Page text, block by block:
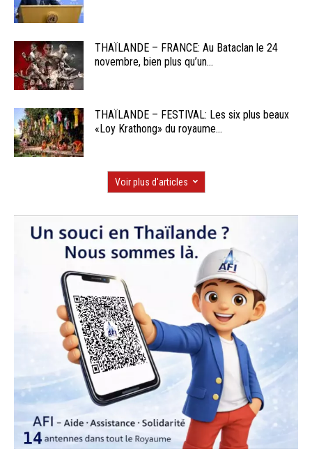
THAÏLANDE – FRANCE: Au Bataclan le 24
novembre, bien plus qu’un...
THAÏLANDE – FESTIVAL: Les six plus beaux
«Loy Krathong» du royaume...
Voir plus d'articles